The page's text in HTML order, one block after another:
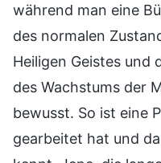
während man eine
des normalen
Heiligen Geistes und
des Wachstums der
bewusst. So ist eine
gearbeitet hat und